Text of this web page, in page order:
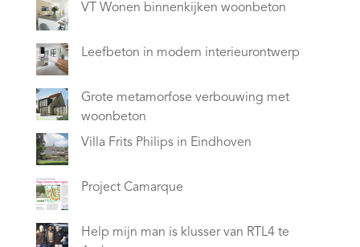
VT Wonen binnenkijken woonbeton
Leefbeton in modern interieurontwerp
Grote metamorfose verbouwing met
woonbeton
Villa Frits Philips in Eindhoven
Project Camarque
Help mijn man is klusser van RTL4 te